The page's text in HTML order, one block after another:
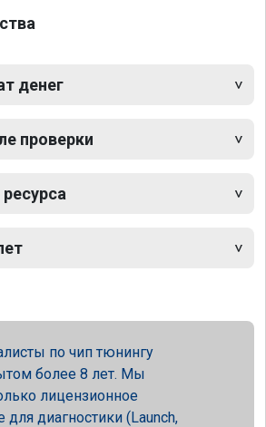
денег
проверки
по чип тюнингу
более 8 лет. Мы
лицензионное
для диагностики (Launch,